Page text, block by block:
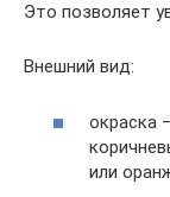
Это позволяет
Внешний вид:
окраска
или